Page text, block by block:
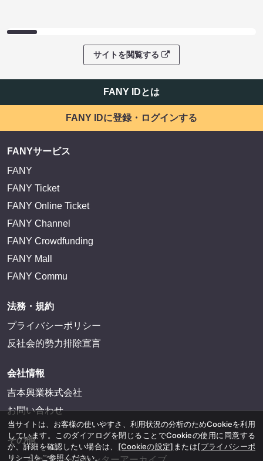
サイトを閲覧する
FANY IDとは
FANY IDに登録・ログインする
FANYサービス
FANY
FANY Ticket
FANY Online Ticket
FANY Channel
FANY Crowdfunding
FANY Mall
FANY Commu
法務・規約
プライバシーポリシー
反社会的勢力排除宣言
会社情報
吉本興業株式会社
お問い合わせ
その他
当サイトは、お客様の使いやすさ、利用状況の分析のためCookieを利用
しています。このダイアログを閉じることでCookieの使用に同意する
か、詳細を確認したい場合は、 [Cookieの設定] または[プライバシーポ
リシー]をご参照ください。